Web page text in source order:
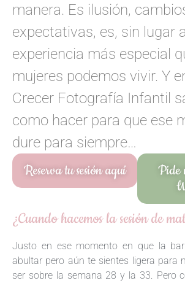
manera. Es ilusión,
expectativas, es, sin lugar
experiencia más especial
mujeres podemos vivir. Y
Crecer Fotografía Infantil
como hacer para que ese
dure para siempre…
Reserva tu sesión aquí
Pide
¿Cuando hacemos la sesión de
Justo en ese momento en que la
abultar pero aún te sientes ligera para
ser sobre la semana 28 y la 33. Pero